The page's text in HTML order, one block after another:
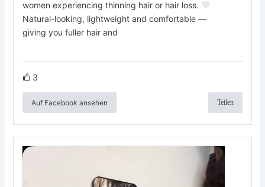
women experiencing thinning hair or hair loss.
Natural-looking, lightweight and comfortable —
giving you fuller hair and
3
Auf Facebook ansehen Teilen